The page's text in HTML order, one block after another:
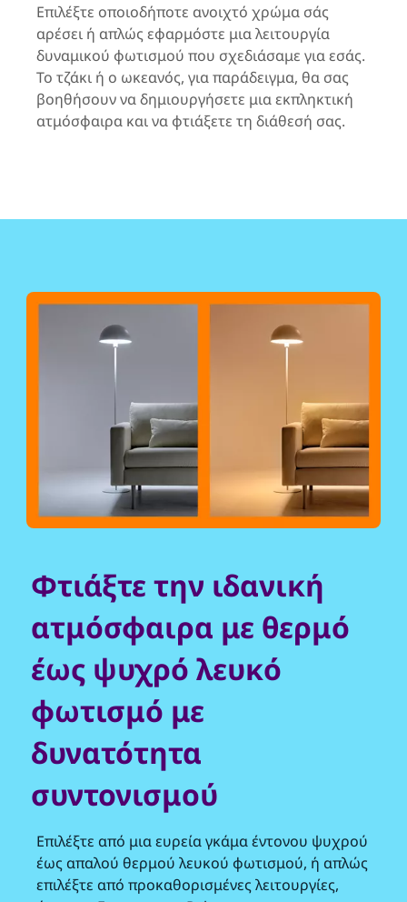
Επιλέξτε οποιοδήποτε ανοιχτό χρώμα σάς
αρέσει ή απλώς εφαρμόστε μια λειτουργία
δυναμικού φωτισμού που σχεδιάσαμε για εσάς.
Το τζάκι ή ο ωκεανός, για παράδειγμα, θα σας
βοηθήσουν να δημιουργήσετε μια εκπληκτική
ατμόσφαιρα και να φτιάξετε τη διάθεσή σας.
Φτιάξτε την ιδανική
ατμόσφαιρα με θερμό
έως ψυχρό λευκό
φωτισμό με
δυνατότητα
συντονισμού
Επιλέξτε από μια ευρεία γκάμα έντονου ψυχρού
έως απαλού θερμού λευκού φωτισμού, ή απλώς
επιλέξτε από προκαθορισμένες λειτουργίες,